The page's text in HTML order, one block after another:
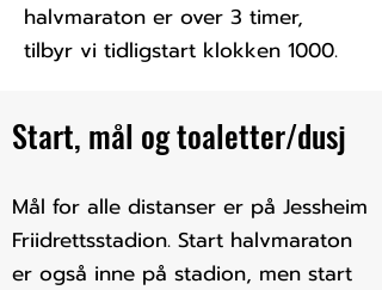
halvmaraton er over 3 timer,
tilbyr vi tidligstart klokken 1000.
Start, mål og toaletter/dusj
Mål for alle distanser er på Jessheim
Friidrettsstadion. Start halvmaraton
er også inne på stadion, men start